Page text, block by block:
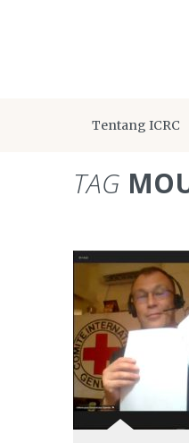
Tentang ICRC
TAG